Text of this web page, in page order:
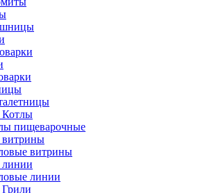
Котлы
пищеварочные
витрины
витрины
линии
линии